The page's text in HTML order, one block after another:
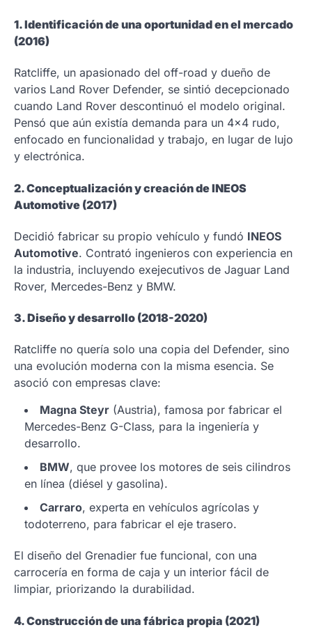
1. Identificación de una oportunidad en el mercado
(2016)
Ratcliffe, un apasionado del off-road y dueño de
varios Land Rover Defender, se sintió decepcionado
cuando Land Rover descontinuó el modelo original.
Pensó que aún existía demanda para un 4×4 rudo,
enfocado en funcionalidad y trabajo, en lugar de lujo
y electrónica.
2. Conceptualización y creación de INEOS
Automotive (2017)
Decidió fabricar su propio vehículo y fundó INEOS
Automotive. Contrató ingenieros con experiencia en
la industria, incluyendo exejecutivos de Jaguar Land
Rover, Mercedes-Benz y BMW.
3. Diseño y desarrollo (2018-2020)
Ratcliffe no quería solo una copia del Defender, sino
una evolución moderna con la misma esencia. Se
asoció con empresas clave:
Magna Steyr (Austria), famosa por fabricar el
Mercedes-Benz G-Class, para la ingeniería y
desarrollo.
BMW, que provee los motores de seis cilindros
en línea (diésel y gasolina).
Carraro, experta en vehículos agrícolas y
todoterreno, para fabricar el eje trasero.
El diseño del Grenadier fue funcional, con una
carrocería en forma de caja y un interior fácil de
limpiar, priorizando la durabilidad.
4. Construcción de una fábrica propia (2021)